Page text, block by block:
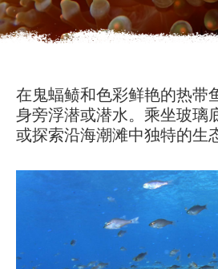
在鬼蝠鲼和色彩鲜艳的热带
身旁浮潜或潜水。乘坐玻璃
或探索沿海潮滩中独特的生